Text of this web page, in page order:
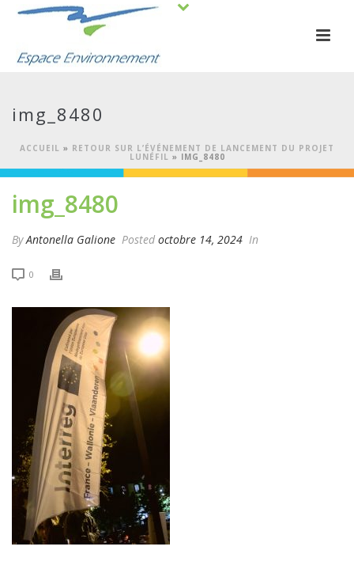
img_8480
ACCUEIL » RETOUR SUR L’ÉVÉNEMENT DE LANCEMENT DU PROJET
LUNÉFIL » IMG_8480
img_8480
ByAntonella Galione Posted octobre 14, 2024 In
0